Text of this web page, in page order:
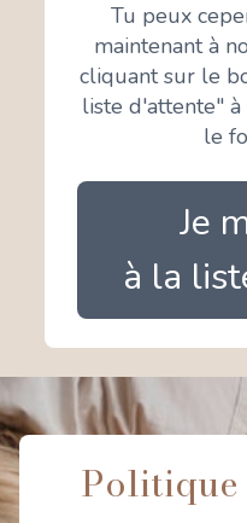
Tu peux
maintenant à
cliquant sur le
liste d'attente"
le
Je
à la